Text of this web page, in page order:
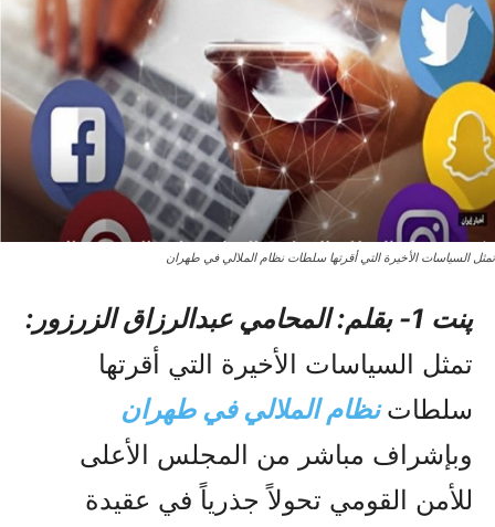
تمثل السياسات الأخيرة التي أقرتها سلطات نظام الملالي في طهران
پنت 1- بقلم: المحامي عبدالرزاق الزرزور:
تمثل السياسات الأخيرة التي أقرتها
سلطاتنظام الملالي في طهران
وبإشراف مباشر من المجلس الأعلى
للأمن القومي تحولاً جذرياً في عقيدة